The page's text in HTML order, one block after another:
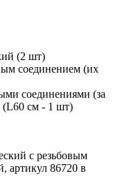
(2 шт)
соединением (их
соединениями (за
(L60 см - 1 шт)
с резьбовым
артикул 86720 в